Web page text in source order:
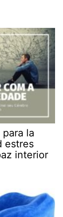
la
estres
interior